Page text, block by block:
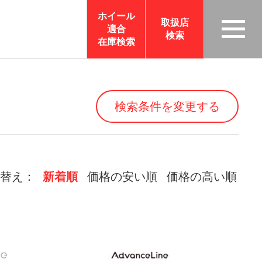
ホイール
適合
在庫検索
取扱店
検索
検索条件を変更する
え： 新着順 価格の安い順 価格の高い順
TAS
CO
OR
ATI
ニュ